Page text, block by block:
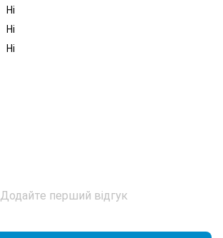
Ні
Ні
Ні
Додайте перший відгук